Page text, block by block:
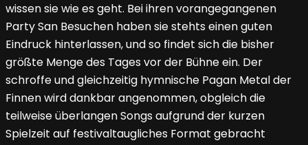
wissen sie wie es geht. Bei ihren vorangegangenen
Party San Besuchen haben sie stehts einen guten
Eindruck hinterlassen, und so findet sich die bisher
größte Menge des Tages vor der Bühne ein. Der
schroffe und gleichzeitig hymnische Pagan Metal der
Finnen wird dankbar angenommen, obgleich die
teilweise überlangen Songs aufgrund der kurzen
Spielzeit auf festivaltaugliches Format gebracht